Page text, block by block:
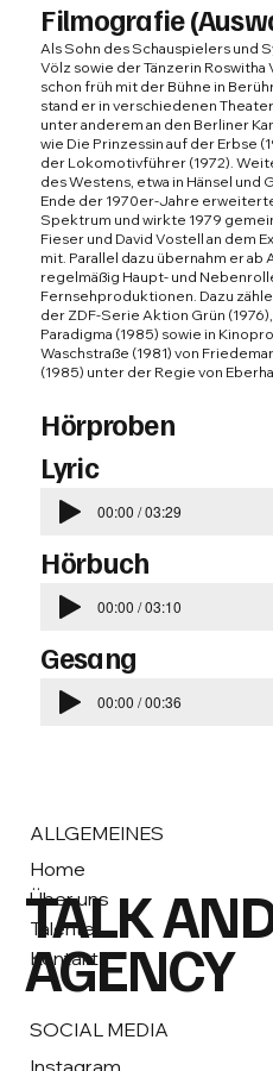
Filmografie
Als Sohn des Schauspielers und
Völz sowie der Tänzerin Roswitha
schon früh mit der Bühne in
stand er in verschiedenen
unter anderem an den Berliner
wie Die Prinzessin auf der Erbse
der Lokomotivführer (1972).
des Westens, etwa in Hänsel und
Ende der 1970er-Jahre
Spektrum und wirkte 1979
Fieser und David Vostell an dem
mit. Parallel dazu übernahm er
regelmäßig Haupt- und
Fernsehproduktionen. Dazu
der ZDF-Serie Aktion Grün
Paradigma (1985) sowie in
Waschstraße (1981) von
(1985) unter der Regie von
Hörproben
Lyric
00:00 / 03:29
Hörbuch
00:00 / 03:10
Gesang
00:00 / 00:36
TALK
AGENCY
ALLGEMEINES
Home
Über uns
Talente
Kontakt
SOCIAL MEDIA
Instagram